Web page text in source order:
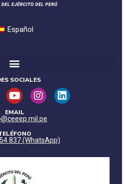
Español
SOCIALES
EMAIL
837 (WhatsApp)